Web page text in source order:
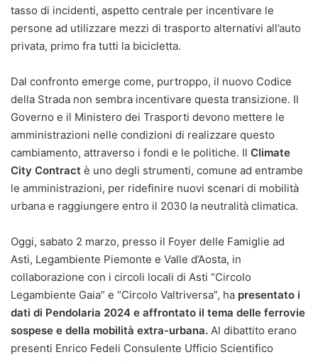
tasso di incidenti, aspetto centrale per incentivare le
persone ad utilizzare mezzi di trasporto alternativi all’auto
privata, primo fra tutti la bicicletta.
Dal confronto emerge come, purtroppo, il nuovo Codice
della Strada non sembra incentivare questa transizione. Il
Governo e il Ministero dei Trasporti devono mettere le
amministrazioni nelle condizioni di realizzare questo
cambiamento, attraverso i fondi e le politiche. Il Climate
City Contract è uno degli strumenti, comune ad entrambe
le amministrazioni, per ridefinire nuovi scenari di mobilità
urbana e raggiungere entro il 2030 la neutralità climatica.
Oggi, sabato 2 marzo, presso il Foyer delle Famiglie ad
Asti, Legambiente Piemonte e Valle d’Aosta, in
collaborazione con i circoli locali di Asti “Circolo
Legambiente Gaia” e “Circolo Valtriversa”, ha presentato i
dati di Pendolaria 2024 e affrontato il tema delle ferrovie
sospese e della mobilità extra-urbana. Al dibattito erano
presenti Enrico Fedeli Consulente Ufficio Scientifico